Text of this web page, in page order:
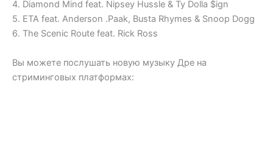
4. Diamond Mind feat. Nipsey Hussle & Ty Dolla $ign
5. ETA feat. Anderson .Paak, Busta Rhymes & Snoop Dogg
6. The Scenic Route feat. Rick Ross
Вы можете послушать новую музыку Дре на
стриминговых платформах: